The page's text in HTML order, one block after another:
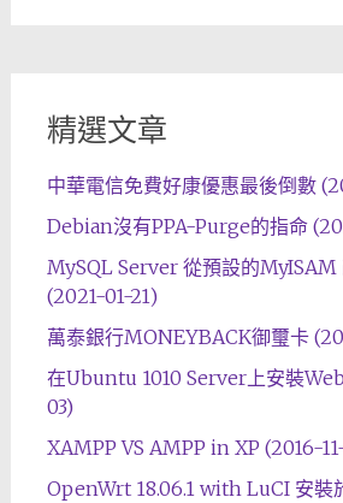
精選文章
中華電信免費好康優惠最後倒數
Debian沒有PPA-Purge的指命
MySQL Server 從預設的
(2021-01-21)
萬泰銀行MONEYBACK御璽卡
在Ubuntu 1010 Server上安裝
03)
XAMPP VS AMPP in XP (2016-
OpenWrt 18.06.1 with LuCI 安裝